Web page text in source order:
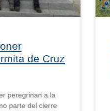
de Cruz
peregrinan a la
parte del cierre